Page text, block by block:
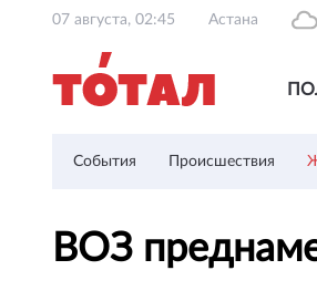
07 августа, 02:45 Астана
События Происшествия
ВОЗ